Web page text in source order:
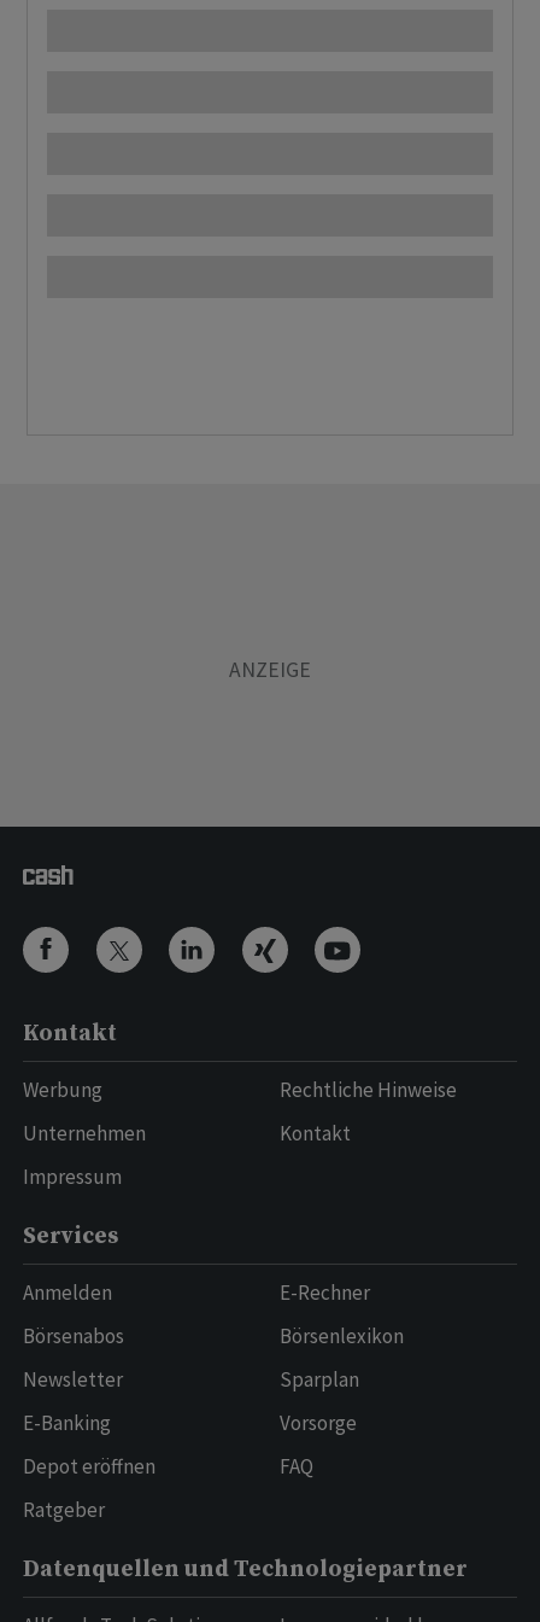
Kontakt
Werbung
Unternehmen
Impressum
Rechtliche Hinweise
Kontakt
Services
Anmelden
Börsenabos
Newsletter
E-Banking
Depot eröffnen
Ratgeber
E-Rechner
Börsenlexikon
Sparplan
Vorsorge
FAQ
Datenquellen und Technologiepartner